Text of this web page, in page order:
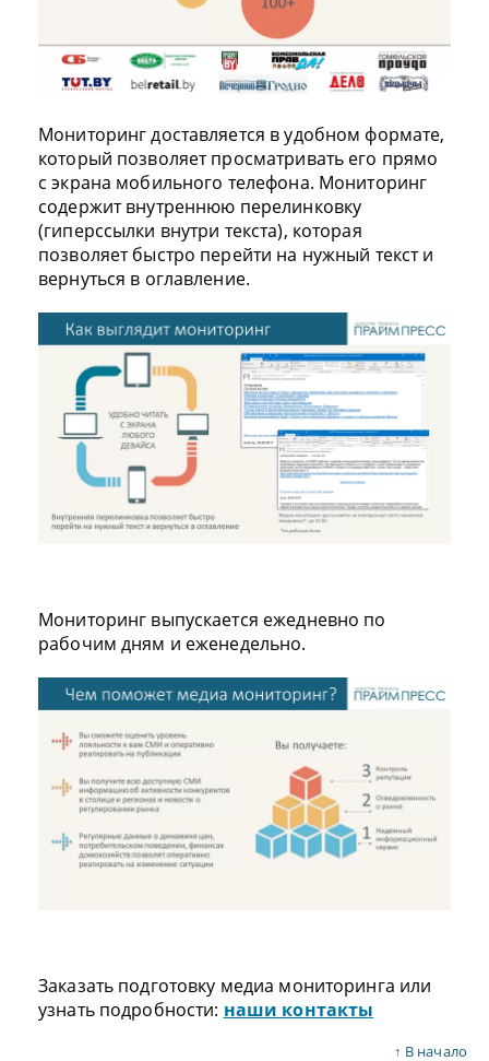
Мониторинг доставляется в удобном формате,
который позволяет просматривать его прямо
с экрана мобильного телефона. Мониторинг
содержит внутреннюю перелинковку
(гиперссылки внутри текста), которая
позволяет быстро перейти на нужный текст и
вернуться в оглавление.
Мониторинг выпускается ежедневно по
рабочим дням и еженедельно.
Заказать подготовку медиа мониторинга или
узнать подробности: наши контакты
↑ В начало